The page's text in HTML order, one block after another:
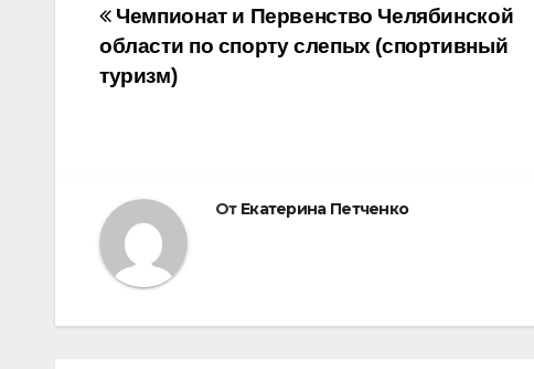
Навигация
по
Чемпионат и Первенство Челябинской
области по спорту слепых (спортивный
туризм)
От Екатерина Петченко